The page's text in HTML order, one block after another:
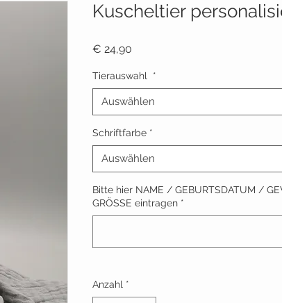
Kuscheltier
€ 24,90
Tierauswahl *
Auswählen
Schriftfarbe *
Auswählen
Bitte hier NAME / GEBURTSDATUM /
GRÖSSE eintragen *
Anzahl *